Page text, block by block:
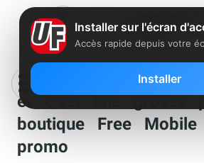
Plusieurs nouvelles
et c’est une grosse
boutique Free
promo
Installer sur l'écran
Accès rapide depuis votre
Installer